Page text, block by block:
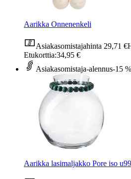
Aarikka Onnenenkeli
Asiakasomistajahinta 29,71 €
Etukorttia:34,95 €
Asiakasomistaja-alennus-15 %
Aarikka lasimaljakko Pore iso